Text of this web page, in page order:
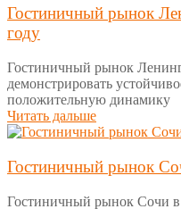
Гостиничный рынок
году
Гостиничный рынок
демонстрировать
положительную динамику
Читать дальше
Гостиничный рынок
Гостиничный рынок Сочи в